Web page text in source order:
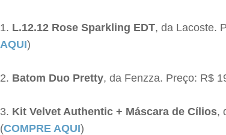
L.12.12 Rose Sparkling EDT, da Lacoste.
AQUI)
Batom Duo Pretty, da Fenzza. Preço: R$
Kit Velvet Authentic + Máscara de Cílios,
(COMPRE AQUI)